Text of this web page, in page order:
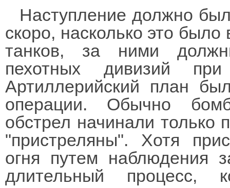
Наступление должно
скоро, насколько это
танков, за ними
пехотных дивизий
Артиллерийский план
операции. Обычно
обстрел начинали только
"пристреляны". Хотя
огня путем наблюдения
длительный